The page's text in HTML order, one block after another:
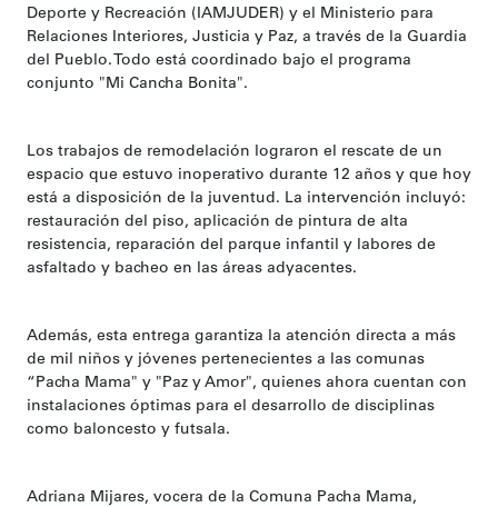
Deporte y Recreación (IAMJUDER) y el Ministerio para
Relaciones Interiores, Justicia y Paz, a través de la Guardia
del Pueblo. Todo está coordinado bajo el programa
conjunto "Mi Cancha Bonita".
Los trabajos de remodelación lograron el rescate de un
espacio que estuvo inoperativo durante 12 años y que hoy
está a disposición de la juventud. La intervención incluyó:
restauración del piso, aplicación de pintura de alta
resistencia, reparación del parque infantil y labores de
asfaltado y bacheo en las áreas adyacentes.
Además, esta entrega garantiza la atención directa a más
de mil niños y jóvenes pertenecientes a las comunas
“Pacha Mama" y "Paz y Amor", quienes ahora cuentan con
instalaciones óptimas para el desarrollo de disciplinas
como baloncesto y futsala.
Adriana Mijares, vocera de la Comuna Pacha Mama,